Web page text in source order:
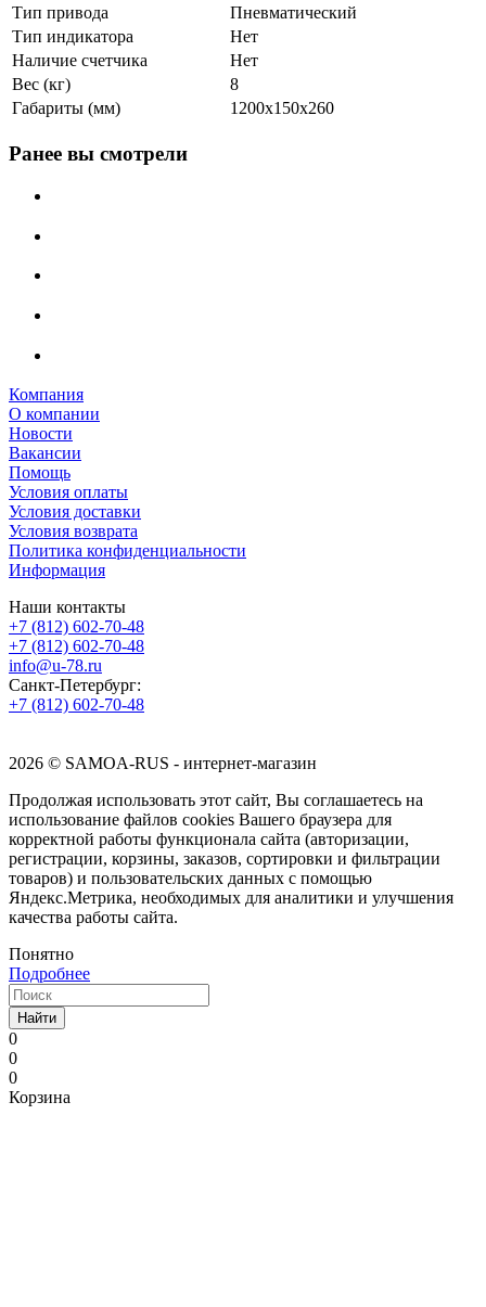
Тип привода
Пневматический
Тип индикатора
Нет
Наличие счетчика
Нет
Вес (кг)
8
Габариты (мм)
1200x150x260
Ранее вы смотрели
Компания
О компании
Новости
Вакансии
Помощь
Условия оплаты
Условия доставки
Условия возврата
Политика конфиденциальности
Информация
Наши контакты
+7 (812) 602-70-48
+7 (812) 602-70-48
info@u-78.ru
Санкт-Петербург:
+7 (812) 602-70-48
2026 © SAMOA-RUS - интернет-магазин
Продолжая использовать этот сайт, Вы соглашаетесь на
использование файлов cookies Вашего браузера для
корректной работы функционала сайта (авторизации,
регистрации, корзины, заказов, сортировки и фильтрации
товаров) и пользовательских данных с помощью
Яндекс.Метрика, необходимых для аналитики и улучшения
качества работы сайта.
Понятно
Подробнее
Найти
0
0
0
Корзина